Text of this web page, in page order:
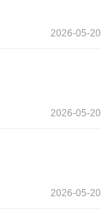
2026-05-20
2026-05-20
2026-05-20